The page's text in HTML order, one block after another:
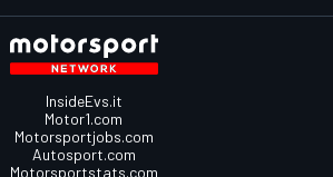
InsideEvs.it
Motor1.com
Motorsportjobs.com
Autosport.com
Motorsportstats.com